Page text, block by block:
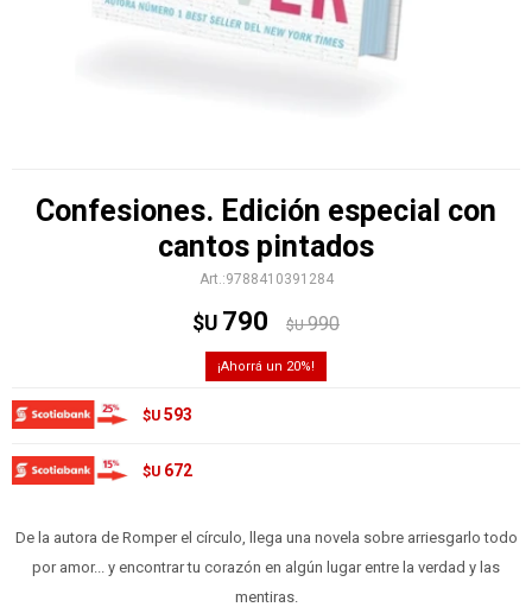
Confesiones. Edición especial con
cantos pintados
9788410391284
$U 790 $U 990
20
$U 593
$U 672
De la autora de Romper el círculo, llega una novela sobre arriesgarlo todo
por amor... y encontrar tu corazón en algún lugar entre la verdad y las
mentiras.